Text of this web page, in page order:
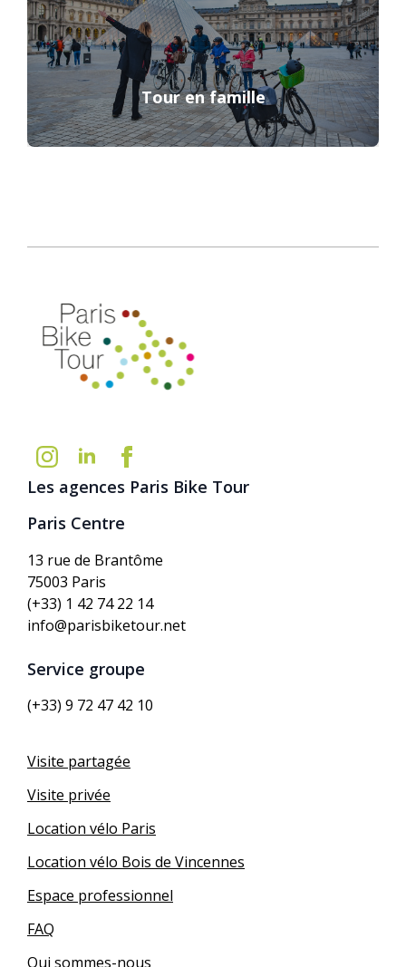
Tour en famille
Les agences Paris Bike Tour
Paris Centre
13 rue de Brantôme
75003 Paris
(+33) 1 42 74 22 14
info@parisbiketour.net
Service groupe
(+33) 9 72 47 42 10
Visite partagée
Visite privée
Location vélo Paris
Location vélo Bois de Vincennes
Espace professionnel
FAQ
Qui sommes-nous